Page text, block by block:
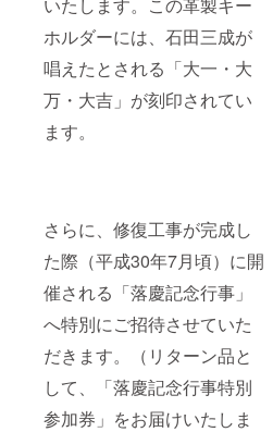
ホルダーには、石田三成が
唱えたとされる「大一・大
万・大吉」が刻印されてい
ます。
さらに、修復工事が完成し
た際（平成30年7月頃）に開
催される「落慶記念行事」
へ特別にご招待させていた
だきます。（リターン品と
して、「落慶記念行事特別
参加券」をお届けいたしま